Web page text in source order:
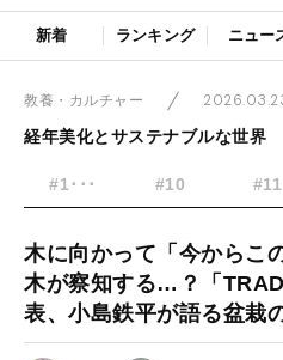
新着 ランキング ニュー
教養・カルチャー
経年美化とサステナブルな世界
#1･･･ #10 #11
木に向かって「今からこ
木が察知する…？「
表、小島鉄平が語る盆栽